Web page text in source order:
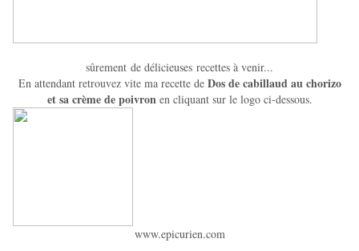
sûrement de délicieuses recettes à venir...
En attendant retrouvez vite ma recette de Dos de cabillaud au chorizo
et sa crème de poivron en cliquant sur le logo ci-dessous.
www.epicurien.com